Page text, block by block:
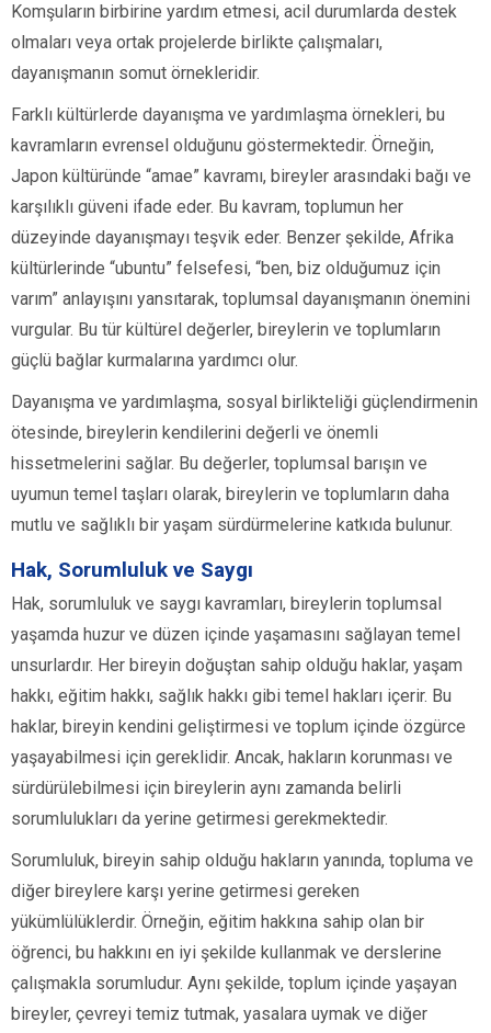
Komşuların birbirine yardım etmesi, acil durumlarda destek
olmaları veya ortak projelerde birlikte çalışmaları,
dayanışmanın somut örnekleridir.
Farklı kültürlerde dayanışma ve yardımlaşma örnekleri, bu
kavramların evrensel olduğunu göstermektedir. Örneğin,
Japon kültüründe “amae” kavramı, bireyler arasındaki bağı ve
karşılıklı güveni ifade eder. Bu kavram, toplumun her
düzeyinde dayanışmayı teşvik eder. Benzer şekilde, Afrika
kültürlerinde “ubuntu” felsefesi, “ben, biz olduğumuz için
varım” anlayışını yansıtarak, toplumsal dayanışmanın önemini
vurgular. Bu tür kültürel değerler, bireylerin ve toplumların
güçlü bağlar kurmalarına yardımcı olur.
Dayanışma ve yardımlaşma, sosyal birlikteliği güçlendirmenin
ötesinde, bireylerin kendilerini değerli ve önemli
hissetmelerini sağlar. Bu değerler, toplumsal barışın ve
uyumun temel taşları olarak, bireylerin ve toplumların daha
mutlu ve sağlıklı bir yaşam sürdürmelerine katkıda bulunur.
Hak, Sorumluluk ve Saygı
Hak, sorumluluk ve saygı kavramları, bireylerin toplumsal
yaşamda huzur ve düzen içinde yaşamasını sağlayan temel
unsurlardır. Her bireyin doğuştan sahip olduğu haklar, yaşam
hakkı, eğitim hakkı, sağlık hakkı gibi temel hakları içerir. Bu
haklar, bireyin kendini geliştirmesi ve toplum içinde özgürce
yaşayabilmesi için gereklidir. Ancak, hakların korunması ve
sürdürülebilmesi için bireylerin aynı zamanda belirli
sorumlulukları da yerine getirmesi gerekmektedir.
Sorumluluk, bireyin sahip olduğu hakların yanında, topluma ve
diğer bireylere karşı yerine getirmesi gereken
yükümlülüklerdir. Örneğin, eğitim hakkına sahip olan bir
öğrenci, bu hakkını en iyi şekilde kullanmak ve derslerine
çalışmakla sorumludur. Aynı şekilde, toplum içinde yaşayan
bireyler, çevreyi temiz tutmak, yasalara uymak ve diğer